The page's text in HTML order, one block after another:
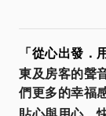
「從心出發．
東及房客的聲
們更多的幸福